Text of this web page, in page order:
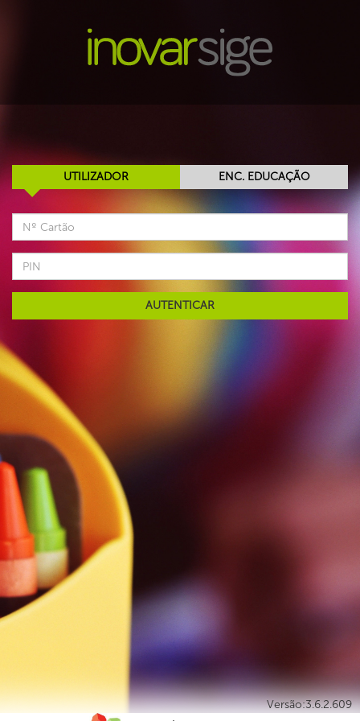
Versão:3.6.2.609
UTILIZADOR ENC. EDUCAÇÃO
AUTENTICAR